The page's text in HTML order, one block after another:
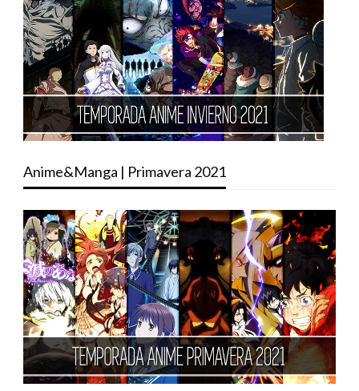
Anime&Manga | Primavera 2021